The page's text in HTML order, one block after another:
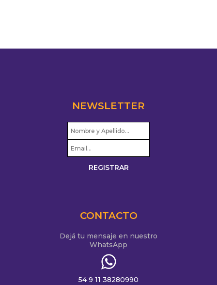
NEWSLETTER
CONTACTO
Dejá tu mensaje en nuestro
WhatsApp
54 9 11 38280990